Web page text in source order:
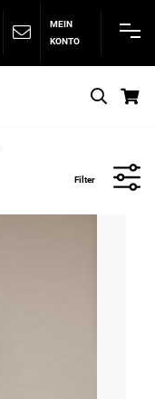
MEIN
KONTO
Filter